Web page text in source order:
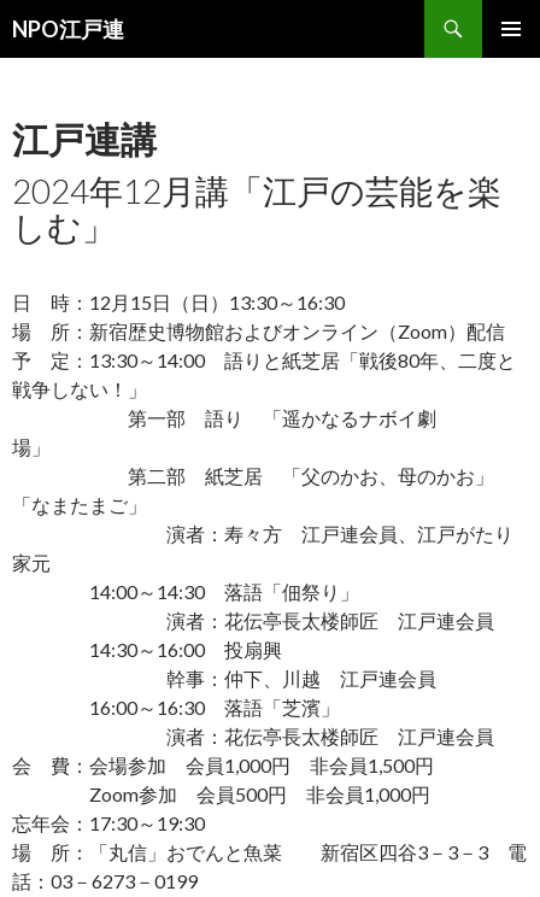
NPO江戸連
索
ン
ツ
へ
移
動
江戸連講
2024年12月講「江戸の芸能を楽
しむ」
日 時：12月15日（日）13:30～16:30
場 所：新宿歴史博物館およびオンライン（Zoom）配信
予 定：13:30～14:00 語りと紙芝居「戦後80年、二度と
戦争しない！」
第一部 語り 「遥かなるナボイ劇
場」
第二部 紙芝居 「父のかお、母のかお」
「なまたまご」
演者：寿々方 江戸連会員、江戸がたり
家元
14:00～14:30 落語「佃祭り」
演者：花伝亭長太楼師匠 江戸連会員
14:30～16:00 投扇興
幹事：仲下、川越 江戸連会員
16:00～16:30 落語「芝濱」
演者：花伝亭長太楼師匠 江戸連会員
会 費：会場参加 会員1,000円 非会員1,500円
Zoom参加 会員500円 非会員1,000円
忘年会：17:30～19:30
場 所：「丸信」おでんと魚菜 新宿区四谷3－3－3 電
話：03－6273－0199